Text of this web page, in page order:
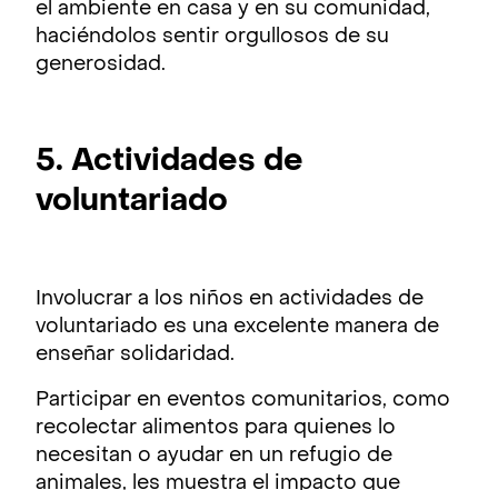
el ambiente en casa y en su comunidad,
haciéndolos sentir orgullosos de su
generosidad.
5. Actividades de
voluntariado
Involucrar a los niños en actividades de
voluntariado es una excelente manera de
enseñar solidaridad.
Participar en eventos comunitarios, como
recolectar alimentos para quienes lo
necesitan o ayudar en un refugio de
animales, les muestra el impacto que